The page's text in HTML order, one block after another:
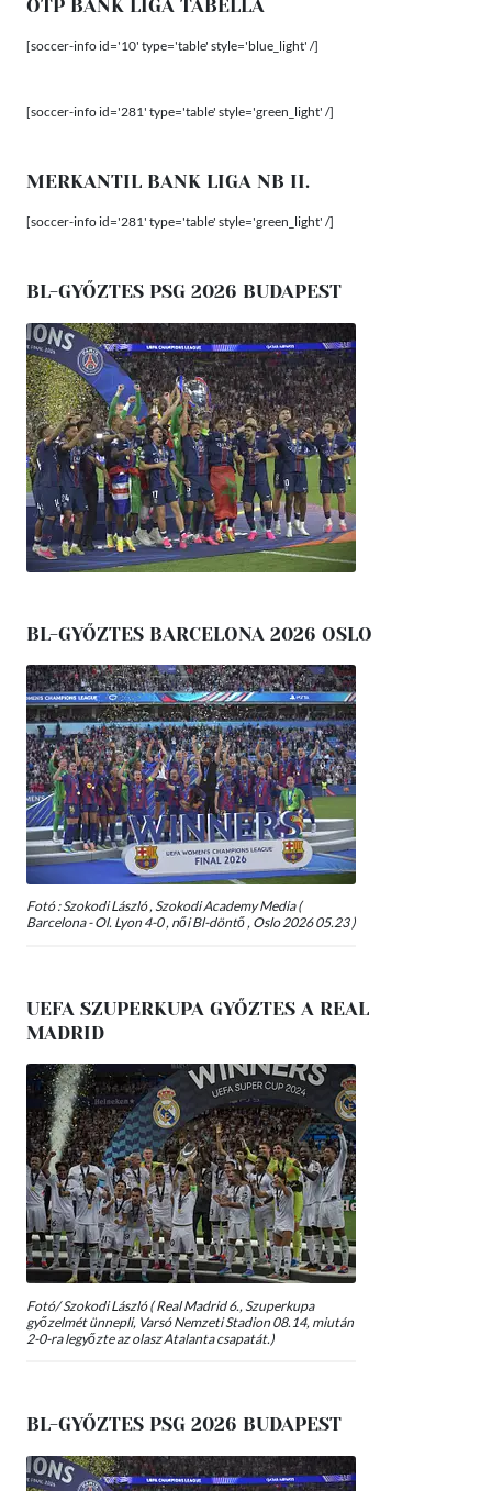
OTP BANK LIGA TABELLA
[soccer-info id='10' type='table' style='blue_light' /]
[soccer-info id='281' type='table' style='green_light' /]
MERKANTIL BANK LIGA NB II.
[soccer-info id='281' type='table' style='green_light' /]
BL-GYŐZTES PSG 2026 BUDAPEST
BL-GYŐZTES BARCELONA 2026 OSLO
Fotó : Szokodi László , Szokodi Academy Media (
Barcelona - Ol. Lyon 4-0 , női Bl-döntő , Oslo 2026 05.23 )
UEFA SZUPERKUPA GYŐZTES A REAL
MADRID
Fotó/ Szokodi László ( Real Madrid 6., Szuperkupa
győzelmét ünnepli, Varsó Nemzeti Stadion 08.14, miután
2-0-ra legyőzte az olasz Atalanta csapatát.)
BL-GYŐZTES PSG 2026 BUDAPEST